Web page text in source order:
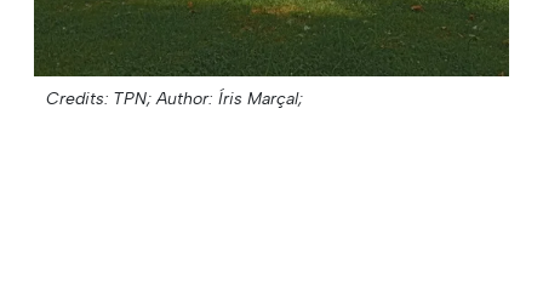
Credits: TPN; Author: Íris Marçal;